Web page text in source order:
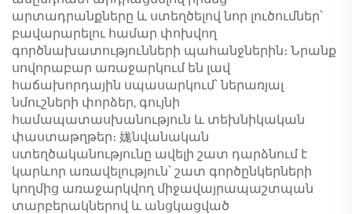
արտադրանքները և ստեղծելով նոր լուծումներ՝
բավարարելու համար փոխվող
գործնախատությունների պահանջներին։ Նրանք
սովորաբար առաջարկում են լավ
հաճախորդային սպասարկում՝ ներառյալ
նմուշների փորձեր, գույնի
համապատասխանություն և տեխնիկական
փաստաթղթեր։ 娏նվանական
ստեղծականությունը ավելի շատ դարձնում է
կարևոր առավելություն՝ շատ գործընկերների
կողմից առաջարկվող միջավայրապաշտպան
տարբերակներով և անցկացված